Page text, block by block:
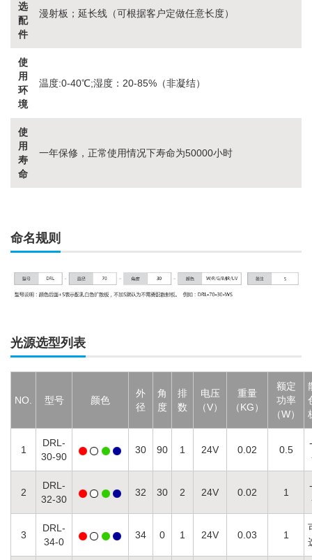
选
配
件
漫射板；延长线（可根据客户定做任意长度）
使
用
环
境
温度:0-40℃;湿度：20-85%（非凝结）
使
用
寿
命
一年保修，正常使用情况下寿命为50000小时
命名规则
光源选型列表
NO. 型号 颜色
外
径
角
度
排
数
电压
（V）
重量
（KG）
额定
功率
（W）
1
DRL-
30-90
30 90 1 24V 0.02 0.5
2
DRL-
32-30
32 30 2 24V 0.02 1
3
DRL-
34-0
34 0 1 24V 0.03 1